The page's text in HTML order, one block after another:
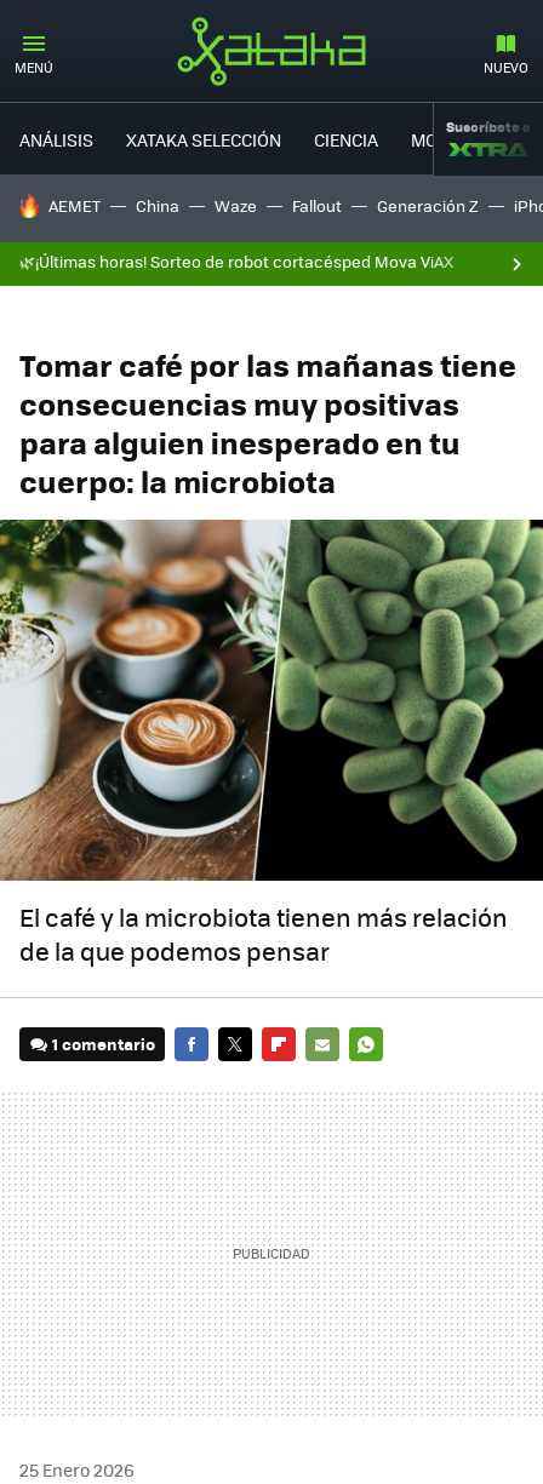
MENÚ NUEVO
ANÁLISIS XATAKA SELECCIÓN CIENCIA MOVILIDAD
Suscríbete a
HOY SE HABLA DE
AEMET China Waze Fallout Generación Z
🌿¡Últimas horas! Sorteo de robot cortacésped Mova ViAX
Tomar café por las mañanas tiene
consecuencias muy positivas
para alguien inesperado en tu
cuerpo: la microbiota
El café y la microbiota tienen más relación
de la que podemos pensar
1 comentario
MAIL
25 Enero 2026